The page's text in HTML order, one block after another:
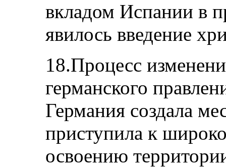
вкладом Испании в
явилось введение
18.Процесс
германского
Германия создала
приступила к
освоению